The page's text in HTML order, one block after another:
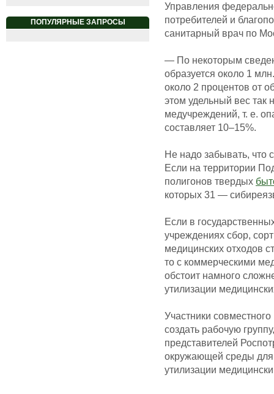
ПОПУЛЯРНЫЕ ЗАПРОСЫ
Управления
потребителей и
санитарный врач по
— По некоторым
образуется около 1
около 2 процентов от
этом удельный вес
медучреждений, т. е.
составляет 10–15%.
Не надо забывать, что
Если на территории
полигонов твердых
которых 31 —
Если в
учреждениях сбор,
медицинских отходов
то с коммерческими
обстоит намного
утилизации
Участники
создать рабочую
представителей
окружающей среды для
утилизации